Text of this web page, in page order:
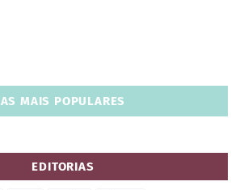
AS MAIS POPULARES
EDITORIAS